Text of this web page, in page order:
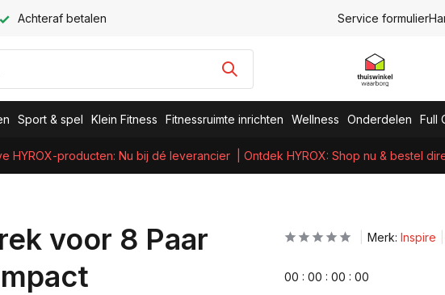
Achteraf betalen Service formulier
Sport & spel Klein Fitness Fitnessruimte inrichten Wellness Onderdelen Full
HYROX-producten: Nu bij dé leverancier | Ontdek HYROX: Shop nu & bestel
voor 8 Paar
Merk: Inspire
00 : 00 : 00 : 00